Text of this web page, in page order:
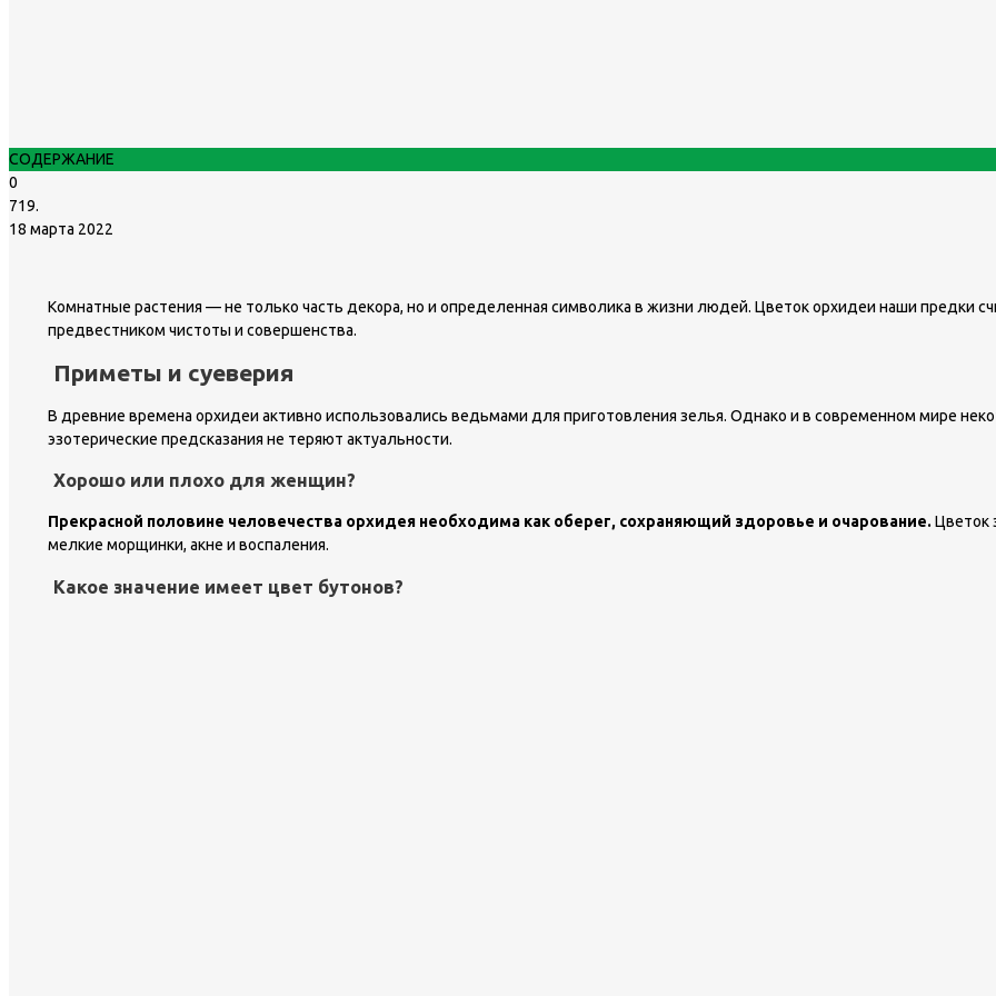
СОДЕРЖАНИЕ
0
719.
18 марта 2022
Комнатные растения — не только часть декора, но и определенная символика в жизни людей. Цветок орхидеи наши предки
предвестником чистоты и совершенства.
Приметы и суеверия
В древние времена орхидеи активно использовались ведьмами для приготовления зелья. Однако и в современном мире
эзотерические предсказания не теряют актуальности.
Хорошо или плохо для женщин?
Прекрасной половине человечества орхидея необходима как оберег, сохраняющий здоровье и очарование. Цветок
мелкие морщинки, акне и воспаления.
Какое значение имеет цвет бутонов?